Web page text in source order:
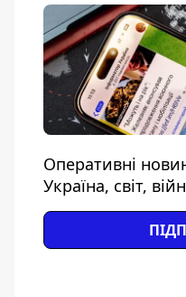
Оперативні
Україна, світ,